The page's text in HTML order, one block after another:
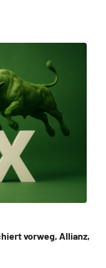
vorweg, Allianz,